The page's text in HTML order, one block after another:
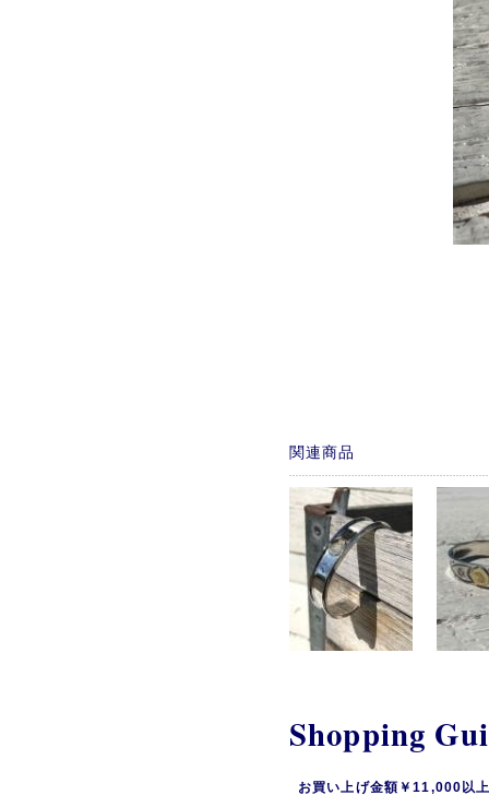
関連商品
Shopping
お買い上げ金額￥11,000以